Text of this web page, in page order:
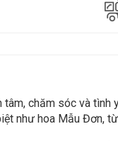
chăm sóc và
như hoa Mẫu Đơn,